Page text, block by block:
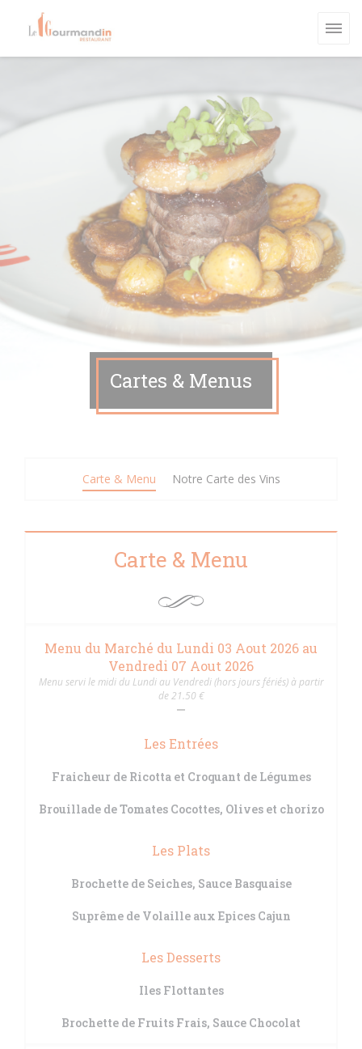
Cartes & Menus
Carte & Menu Notre Carte des Vins
Carte & Menu
Menu du Marché du Lundi 03 Aout 2026 au
Vendredi 07 Aout 2026
Menu servi le midi du Lundi au Vendredi (hors jours fériés) à partir
de 21.50 €
Les Entrées
Fraicheur de Ricotta et Croquant de Légumes
Brouillade de Tomates Cocottes, Olives et chorizo
Les Plats
Brochette de Seiches, Sauce Basquaise
Suprême de Volaille aux Epices Cajun
Les Desserts
Iles Flottantes
Brochette de Fruits Frais, Sauce Chocolat